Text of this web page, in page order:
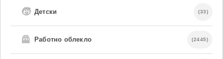
🧒 Детски (33)
🦺 Работно облекло (2445)